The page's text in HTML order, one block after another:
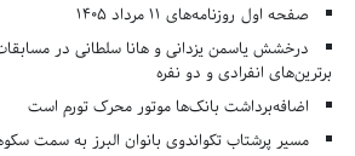
صفحه اول روزنامه‌های 11 مرداد 1405
درخشش یاسمن یزدانی و هانا سلطانی در
برترین‌های انفرادی و دو نفره
اضافه‌برداشت بانک‌ها موتور محرک تورم است
مسیر پرشتاب تکواندوی بانوان البرز به سمت